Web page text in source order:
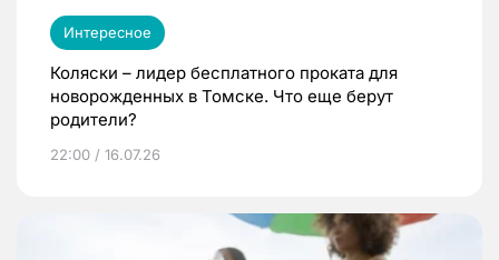
Интересное
Коляски – лидер бесплатного проката для
новорожденных в Томске. Что еще берут
родители?
22:00 / 16.07.26